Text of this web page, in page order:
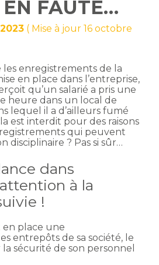
EN FAUTE…
( Mise à jour 16 octobre
les enregistrements de la
en place dans l’entreprise,
qu’un salarié a pris une
heure dans un local de
lequel il a d’ailleurs fumé
est interdit pour des raisons
qui peuvent
disciplinaire ? Pas si sûr…
dans
à la
!
place une
entrepôts de sa société, le
sécurité de son personnel